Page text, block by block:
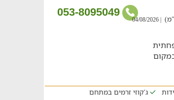
053-8095049
| 04/08/2026
ג'קוזי זרמים במתחם